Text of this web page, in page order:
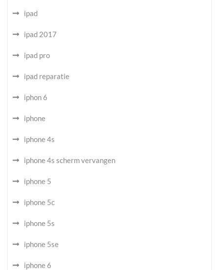
ipad
ipad 2017
ipad pro
ipad reparatie
iphon 6
iphone
iphone 4s
iphone 4s scherm vervangen
iphone 5
iphone 5c
iphone 5s
iphone 5se
iphone 6